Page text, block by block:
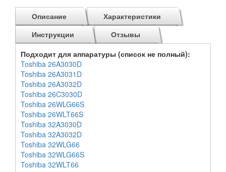
Описание
Характеристики
Инструкции
Отзывы
Подходит для аппаратуры (список не полный):
Toshiba 26A3030D
Toshiba 26A3031D
Toshiba 26A3032D
Toshiba 26C3030D
Toshiba 26WLG66S
Toshiba 26WLT66S
Toshiba 32A3030D
Toshiba 32A3032D
Toshiba 32WLG66
Toshiba 32WLG66S
Toshiba 32WLT66